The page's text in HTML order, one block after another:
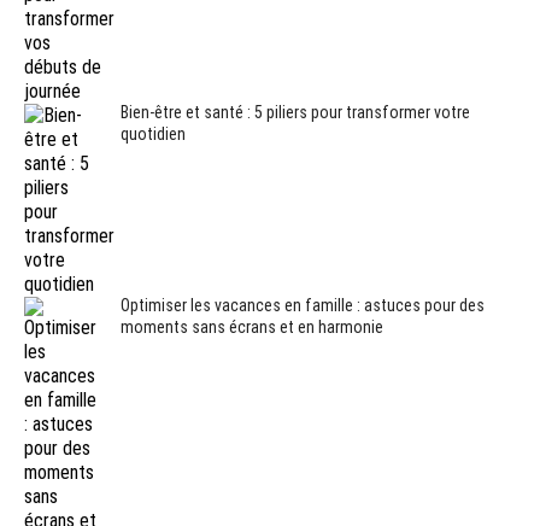
Bien-être et santé : 5 piliers pour transformer votre
quotidien
Optimiser les vacances en famille : astuces pour des
moments sans écrans et en harmonie